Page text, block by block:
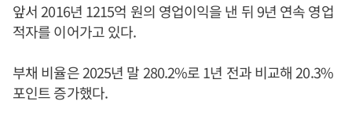
앞서 2016년 1215억 원의 영업이익을 낸 뒤 9년 연속 영업
적자를 이어가고 있다.
부채 비율은 2025년 말 280.2%로 1년 전과 비교해 20.3%
포인트 증가했다.